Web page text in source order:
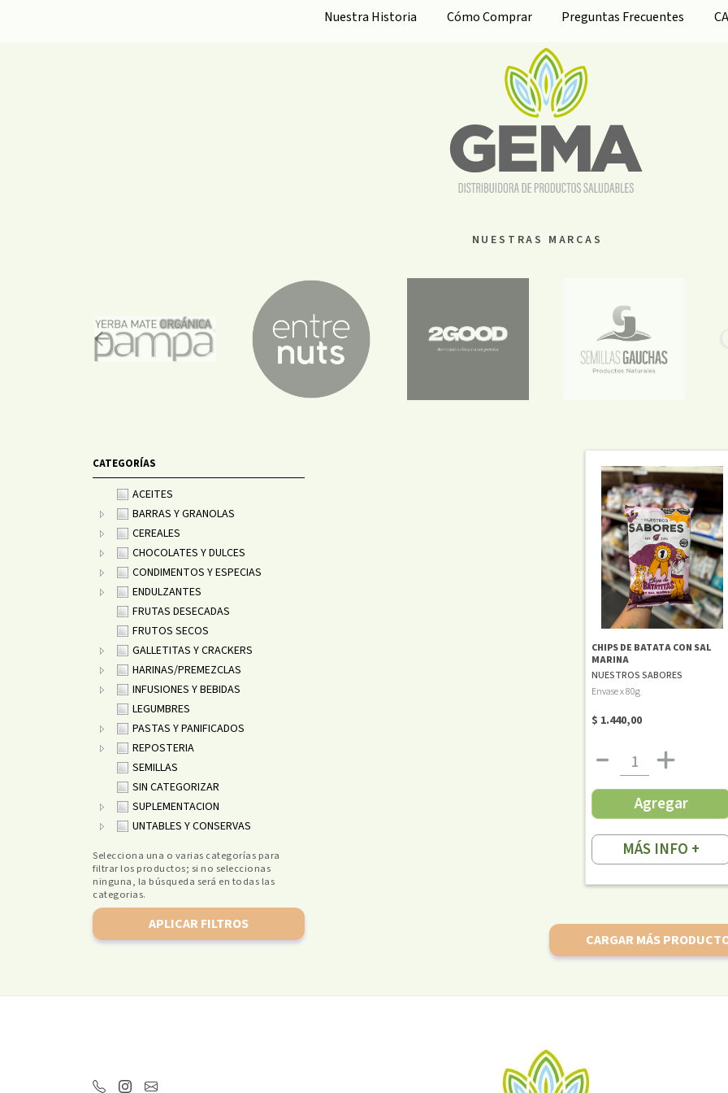
NUESTRAS MARCAS
CATEGORÍAS
ACEITES
BARRAS Y GRANOLAS
CEREALES
CHOCOLATES Y DULCES
CONDIMENTOS Y ESPECIAS
ENDULZANTES
FRUTAS DESECADAS
FRUTOS SECOS
GALLETITAS Y CRACKERS
HARINAS/PREMEZCLAS
INFUSIONES Y BEBIDAS
LEGUMBRES
PASTAS Y PANIFICADOS
REPOSTERIA
SEMILLAS
SIN CATEGORIZAR
SUPLEMENTACION
UNTABLES Y CONSERVAS
Selecciona una o varias categorías para
filtrar los productos; si no seleccionas
ninguna, la búsqueda será en todas las
categorias.
APLICAR FILTROS
CHIPS DE BATATA CON SAL
MARINA
NUESTROS SABORES
Envase x 80g
$ 1.440,00
Agregar
MÁS INFO +
CARGAR MÁS
Nuestra Historia Cómo Comprar Preguntas Frecuentes